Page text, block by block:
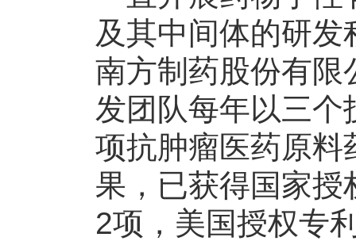
及其中间体的研
南方制药股份有限
发团队每年以三
项抗肿瘤医药原料
果，已获得国家
2项，美国授权专